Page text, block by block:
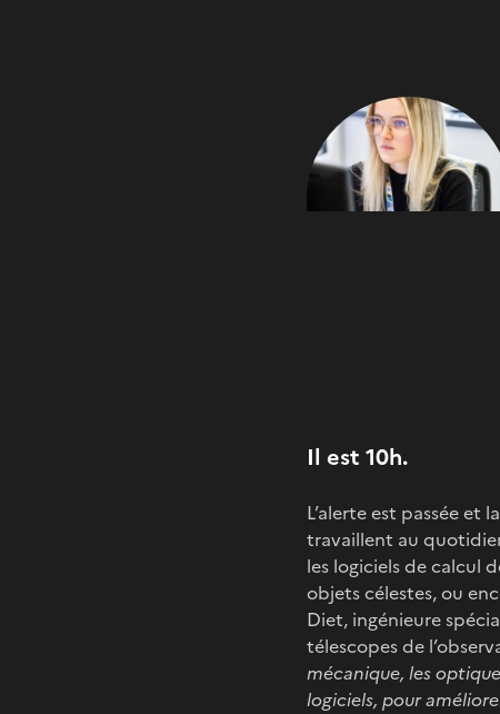
Il est 10h.
L’alerte est passée et
travaillent au
les logiciels de calcul
objets célestes, ou
Diet, ingénieure
télescopes de
mécanique, les
logiciels, pour